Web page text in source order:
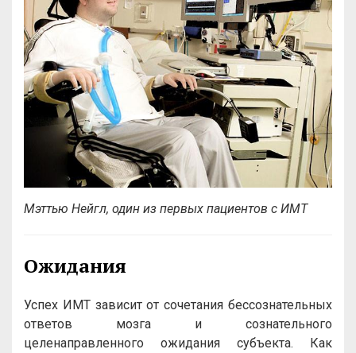
Мэттью Нейгл, один из первых пациентов с ИМТ
Ожидания
Успех ИМТ зависит от сочетания бессознательных
ответов мозга и сознательного
целенаправленного ожидания субъекта. Как